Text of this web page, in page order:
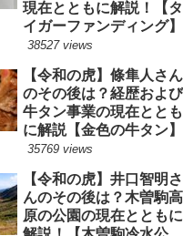
のその後は？世界をおも
ちゃ箱にできたのか？
Youtube活動やけいぴょ
説【#ぴょん吉ちゃんね
る】 231 views
累計ランキング
【受験生版】藤川天さん
のその後は？受験結果や